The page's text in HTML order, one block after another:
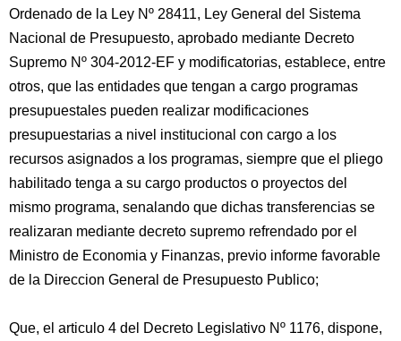
Ordenado de la Ley Nº 28411, Ley General del Sistema
Nacional de Presupuesto, aprobado mediante Decreto
Supremo Nº 304-2012-EF y modificatorias, establece, entre
otros, que las entidades que tengan a cargo programas
presupuestales pueden realizar modificaciones
presupuestarias a nivel institucional con cargo a los
recursos asignados a los programas, siempre que el pliego
habilitado tenga a su cargo productos o proyectos del
mismo programa, senalando que dichas transferencias se
realizaran mediante decreto supremo refrendado por el
Ministro de Economia y Finanzas, previo informe favorable
de la Direccion General de Presupuesto Publico;
Que, el articulo 4 del Decreto Legislativo Nº 1176, dispone,